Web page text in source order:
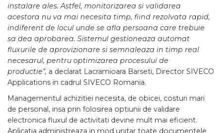
instalare ales. Astfel, monitorizarea si validarea
acestora nu va mai necesita timp, fiind rezolvata rapid,
indiferent de locul unde se afla persoana care trebuie
sa dea aprobarea. Sistemul gestioneaza automat
fluxurile de aprovizionare si semnaleaza in timp real
necesarul, pentru optimizarea procesului de
productie”, a declarat Lacramioara Barseti, Director SIVECO
Applications in cadrul SIVECO Romania.
Managementul achizitiei necesita, de obicei, costuri mari
de personal, insa prin folosirea optiunii de validare
electronica fluxul de activitati devine mult mai eficient.
Aplicatia administreaza in mod unitar toate documentele